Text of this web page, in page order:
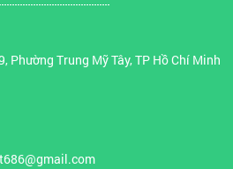
Phường Trung Mỹ Tây, TP Hồ Chí Minh